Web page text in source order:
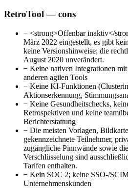
RetroTool — cons
− <strong>Offenbar inaktiv</
März 2022 eingestellt, es gibt
keine Versionshinweise; die
August 2020 unverändert.
− Keine nativen Integrationen
anderen agilen Tools
− Keine KI-Funktionen
Aktionserkennung,
− Keine Gesundheitschecks,
Retrospektiven und keine
Berichterstattung
− Die meisten Vorlagen,
gekennzeichnete Teilnehmer,
zugängliche Pinnwände sowie
Verschlüsselung sind
Tarifen enthalten.
− Kein SOC 2; keine SSO-/
Unternehmenskunden